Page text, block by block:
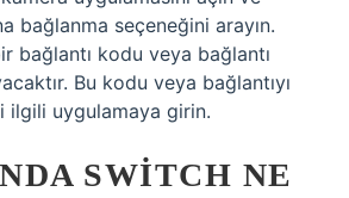
bağlanma seçeneğini arayın.
bağlantı kodu veya bağlantı
Bu kodu veya bağlantıyı
ilgili uygulamaya girin.
SWITCH NE